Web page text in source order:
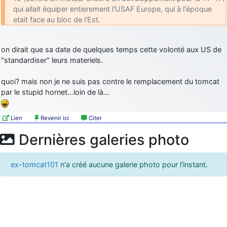
qui allait équiper entierement l'USAF Europe, qui à l'époque
etait face au bloc de l'Est.
on dirait que sa date de quelques temps cette volonté aux US de
"standardiser" leurs materiels.
quoi? mais non je ne suis pas contre le remplacement du tomcat
par le stupid hornet…loin de là…
Lien Revenir ici Citer
Dernières galeries photo
ex-tomcat101 n'a créé aucune galerie photo pour l'instant.